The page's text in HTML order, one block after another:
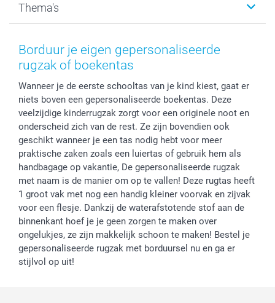
Kaarten
Bestelproces
Herroepingsrecht
Reviews
Prijslijst
Investor Relations
Tevredenheidsgarantie
Mijn orderstatus
smartbonus
service@smartphoto.nl
Affiliate partnerprogramma
Partnerships
Influencer partnerprogramma
Thema's
Baby
Moederdag
Huwelijk
Borduur je eigen gepersonaliseerde
rugzak of boekentas
Wanneer je de eerste schooltas van je kind kiest, gaat er
niets boven een gepersonaliseerde boekentas. Deze
veelzijdige kinderrugzak zorgt voor een originele noot en
onderscheid zich van de rest. Ze zijn bovendien ook
geschikt wanneer je een tas nodig hebt voor meer
praktische zaken zoals een luiertas of gebruik hem als
handbagage op vakantie, De gepersonaliseerde rugzak
met naam is de manier om op te vallen! Deze rugtas heeft
1 groot vak met nog een handig kleiner voorvak en zijvak
voor een flesje. Dankzij de waterafstotende stof aan de
binnenkant hoef je je geen zorgen te maken over
ongelukjes, ze zijn makkelijk schoon te maken! Bestel je
gepersonaliseerde rugzak met borduursel nu en ga er
stijlvol op uit!